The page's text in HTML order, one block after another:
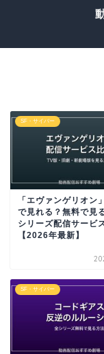
SF・サイバー
「エヴァンゲリオン
で見れる？無料で見
シリーズ配信サービ
【2026年最新】
SF・サイバー